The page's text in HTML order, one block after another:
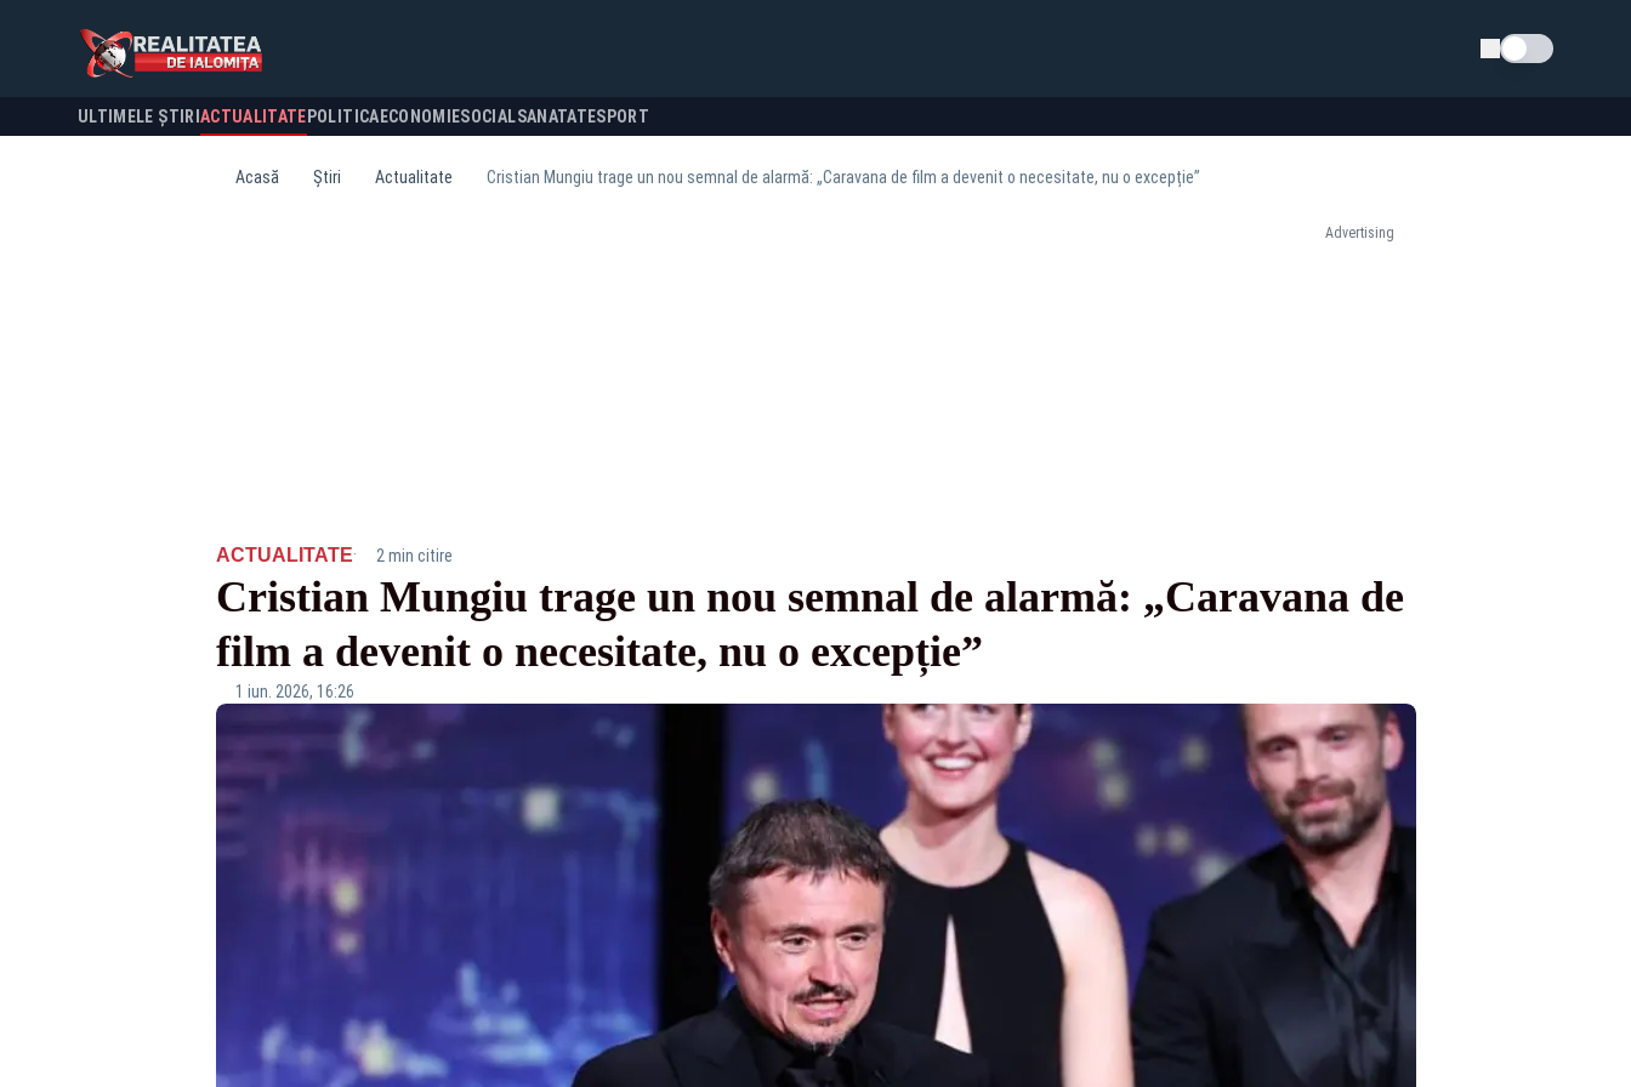
Schimba tema
ULTIMELE ȘTIRI ACTUALITATE POLITICA ECONOMIESOCIALSANATATESPORT
Acasă Știri Actualitate Cristian Mungiu trage un nou semnal de alarmă: „Caravana de film a devenit o necesitate, nu o excepție”
Advertising
ACTUALITATE· 2 min citire
Cristian Mungiu trage un nou semnal de alarmă: „Caravana de
film a devenit o necesitate, nu o excepție”
1 iun. 2026, 16:26